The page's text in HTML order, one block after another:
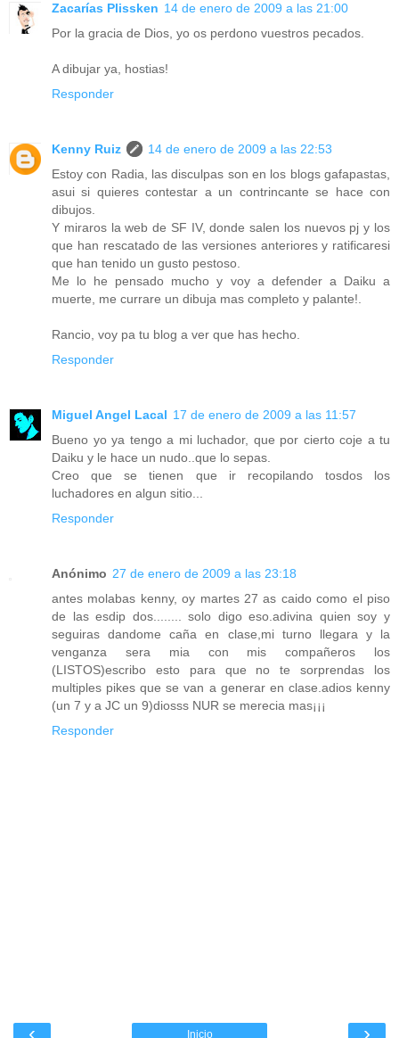
Zacarías Plissken 14 de enero de 2009 a las 21:00
Por la gracia de Dios, yo os perdono vuestros pecados.
A dibujar ya, hostias!
Responder
Kenny Ruiz
14 de enero de 2009 a las 22:53
Estoy con Radia, las disculpas son en los blogs gafapastas,
asui si quieres contestar a un contrincante se hace con
dibujos.
Y miraros la web de SF IV, donde salen los nuevos pj y los
que han rescatado de las versiones anteriores y ratificaresi
que han tenido un gusto pestoso.
Me lo he pensado mucho y voy a defender a Daiku a
muerte, me currare un dibuja mas completo y palante!.
Rancio, voy pa tu blog a ver que has hecho.
Responder
Miguel Angel Lacal 17 de enero de 2009 a las 11:57
Bueno yo ya tengo a mi luchador, que por cierto coje a tu
Daiku y le hace un nudo..que lo sepas.
Creo que se tienen que ir recopilando tosdos los
luchadores en algun sitio...
Responder
Anónimo 27 de enero de 2009 a las 23:18
antes molabas kenny, oy martes 27 as caido como el piso
de las esdip dos........ solo digo eso.adivina quien soy y
seguiras dandome caña en clase,mi turno llegara y la
venganza sera mia con mis compañeros los
(LISTOS)escribo esto para que no te sorprendas los
multiples pikes que se van a generar en clase.adios kenny
(un 7 y a JC un 9)diosss NUR se merecia mas¡¡¡
Responder
‹ ›
Inicio